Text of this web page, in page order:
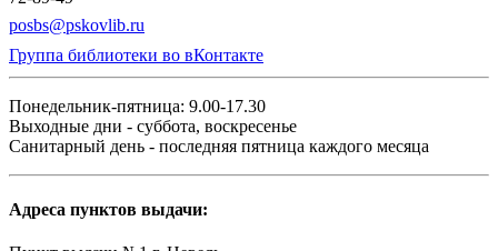
posbs@pskovlib.ru
Группа библиотеки во вКонтакте
Понедельник-пятница: 9.00-17.30
Выходные дни - суббота, воскресенье
Санитарный день - последняя пятница каждого месяца
Адреса пунктов выдачи: